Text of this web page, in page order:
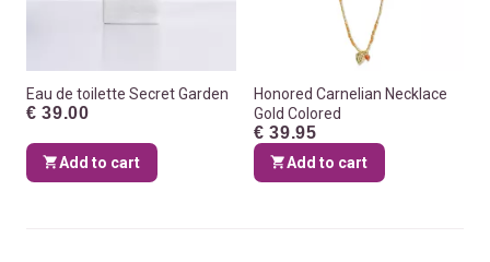
Eau de toilette Secret Garden
€ 39.00
Add to cart
Honored Carnelian Necklace
Gold Colored
€ 39.95
Add to cart